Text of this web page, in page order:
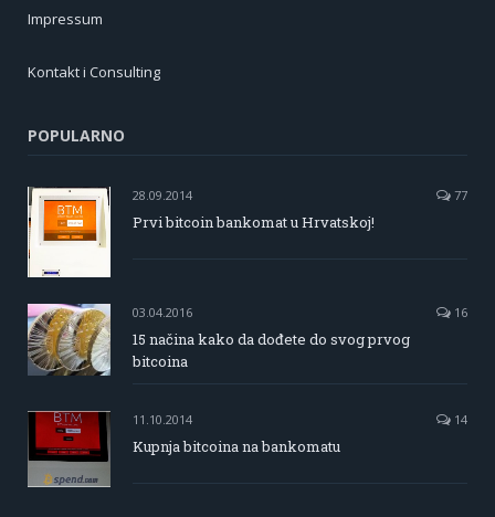
Impressum
Kontakt i Consulting
POPULARNO
28.09.2014 77
Prvi bitcoin bankomat u Hrvatskoj!
03.04.2016 16
15 načina kako da dođete do svog prvog
bitcoina
11.10.2014 14
Kupnja bitcoina na bankomatu